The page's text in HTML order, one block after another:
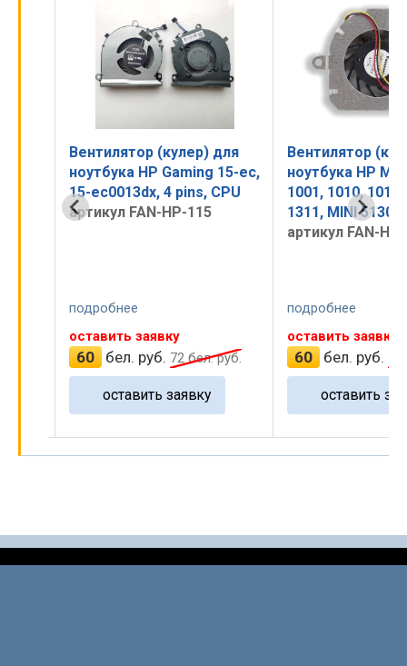
Вентилятор (кулер) для
ноутбука HP Mini 1000,
1001, 1010, 1017, 1019,
1311, MINI 5130
подробнее
оставить заявку
60 бел. руб. 72бел. руб.
оставить заявку
Вентилятор
ноутбука HP
110-1100
артикул FAN-
подробнее
оставить заявку
60 бел. руб.
оставить